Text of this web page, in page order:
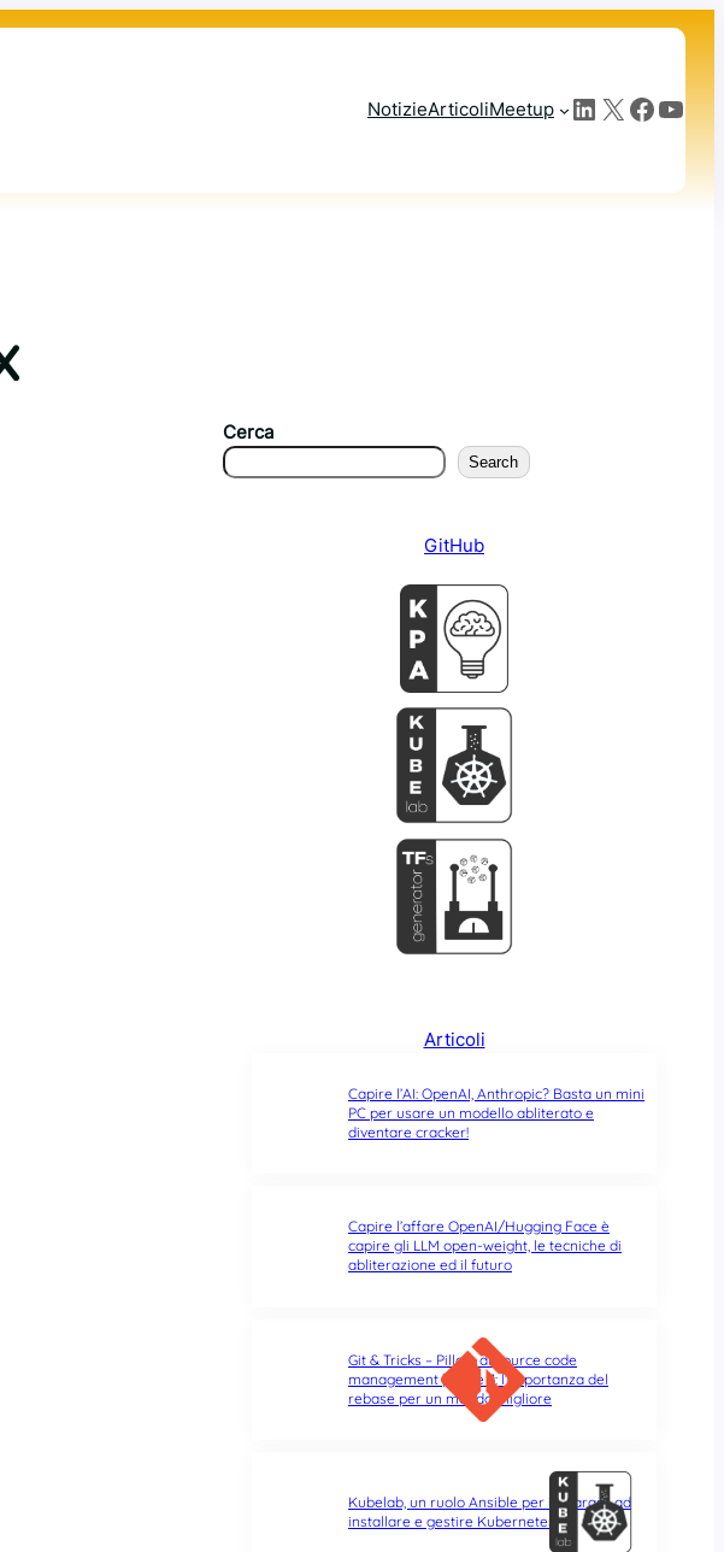
NotizieArticoliMeetup LinkedIn X Facebook YouTube
Cerca
Search
GitHub
Articoli
Capire l’AI: OpenAI, Anthropic? Basta un mini
PC per usare un modello abliterato e
diventare cracker!
Capire l’affare OpenAI/Hugging Face è
capire gli LLM open-weight, le tecniche di
abliterazione ed il futuro
Git & Tricks – Pillole di source code
management | Parte 3: l’importanza del
rebase per un mondo migliore
Kubelab, un ruolo Ansible per imparare ad
installare e gestire Kubernetes